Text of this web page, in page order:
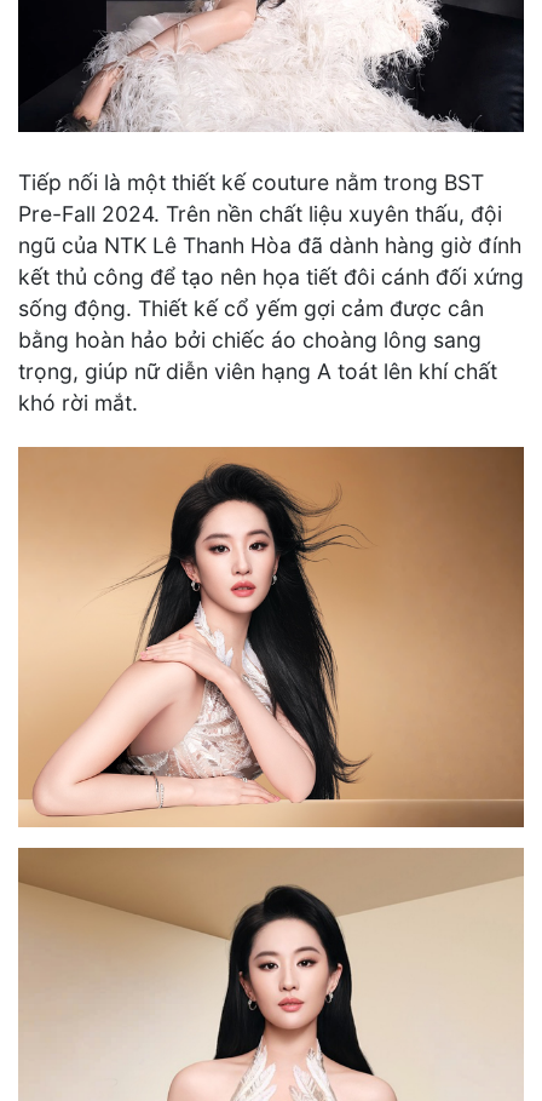
Tiếp nối là một thiết kế couture nằm trong BST
Pre-Fall 2024. Trên nền chất liệu xuyên thấu, đội
ngũ của NTK Lê Thanh Hòa đã dành hàng giờ đính
kết thủ công để tạo nên họa tiết đôi cánh đối xứng
sống động. Thiết kế cổ yếm gợi cảm được cân
bằng hoàn hảo bởi chiếc áo choàng lông sang
trọng, giúp nữ diễn viên hạng A toát lên khí chất
khó rời mắt.